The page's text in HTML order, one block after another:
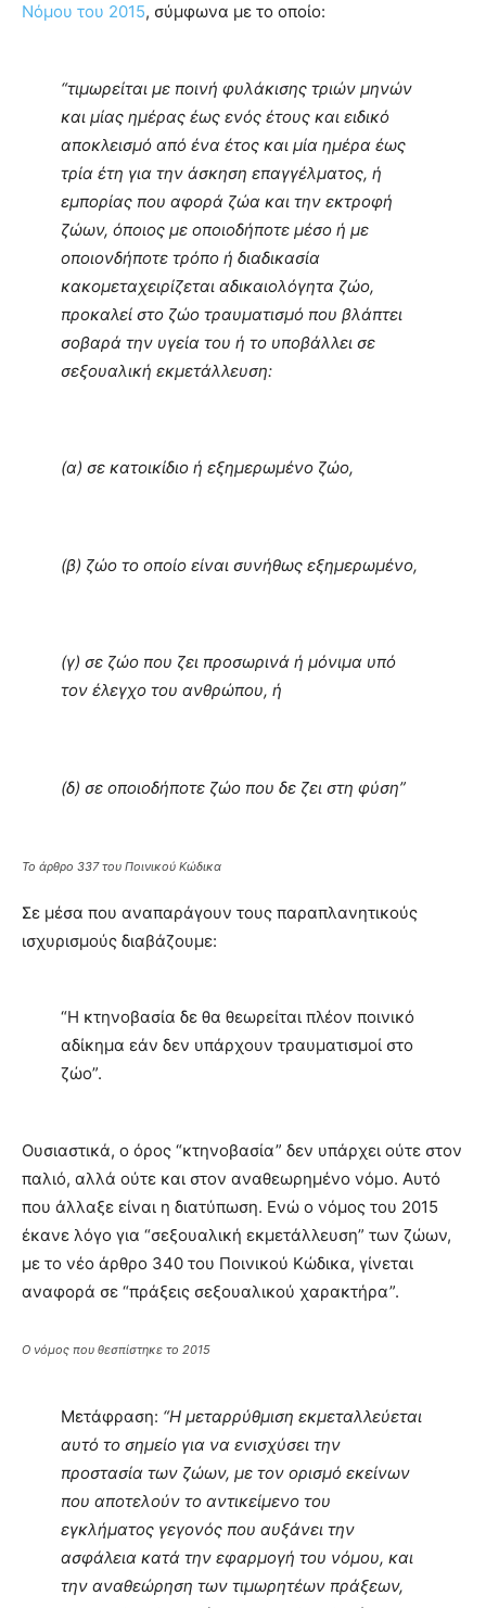
Νόμου του 2015, σύμφωνα με το οποίο:
“τιμωρείται με ποινή φυλάκισης τριών μηνών
και μίας ημέρας έως ενός έτους και ειδικό
αποκλεισμό από ένα έτος και μία ημέρα έως
τρία έτη για την άσκηση επαγγέλματος, ή
εμπορίας που αφορά ζώα και την εκτροφή
ζώων, όποιος με οποιοδήποτε μέσο ή με
οποιονδήποτε τρόπο ή διαδικασία
κακομεταχειρίζεται αδικαιολόγητα ζώο,
προκαλεί στο ζώο τραυματισμό που βλάπτει
σοβαρά την υγεία του ή το υποβάλλει σε
σεξουαλική εκμετάλλευση:
(α) σε κατοικίδιο ή εξημερωμένο ζώο,
(β) ζώο το οποίο είναι συνήθως εξημερωμένο,
(γ) σε ζώο που ζει προσωρινά ή μόνιμα υπό
τον έλεγχο του ανθρώπου, ή
(δ) σε οποιοδήποτε ζώο που δε ζει στη φύση”
Το άρθρο 337 του Ποινικού Κώδικα
Σε μέσα που αναπαράγουν τους παραπλανητικούς
ισχυρισμούς διαβάζουμε:
“Η κτηνοβασία δε θα θεωρείται πλέον ποινικό
αδίκημα εάν δεν υπάρχουν τραυματισμοί στο
ζώο”.
Ουσιαστικά, ο όρος “κτηνοβασία” δεν υπάρχει ούτε στον
παλιό, αλλά ούτε και στον αναθεωρημένο νόμο. Αυτό
που άλλαξε είναι η διατύπωση. Ενώ ο νόμος του 2015
έκανε λόγο για “σεξουαλική εκμετάλλευση” των ζώων,
με το νέο άρθρο 340 του Ποινικού Κώδικα, γίνεται
αναφορά σε “πράξεις σεξουαλικού χαρακτήρα”.
Ο νόμος που θεσπίστηκε το 2015
Μετάφραση: “Η μεταρρύθμιση εκμεταλλεύεται
αυτό το σημείο για να ενισχύσει την
προστασία των ζώων, με τον ορισμό εκείνων
που αποτελούν το αντικείμενο του
εγκλήματος γεγονός που αυξάνει την
ασφάλεια κατά την εφαρμογή του νόμου, και
την αναθεώρηση των τιμωρητέων πράξεων,